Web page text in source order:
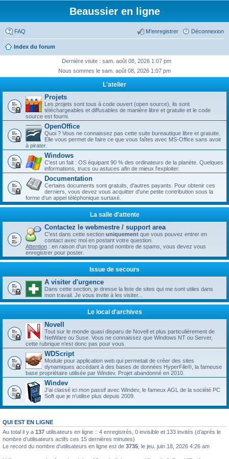
Beaussier en ligne
FAQ Déconnexion
M’enregistrer
Index du forum
Dernière visite : sam. août 08, 2026 1:07 pm
Nous sommes le sam. août 08, 2026 1:07 pm
L'atelier
Projets
Les projets sont tous à code ouvert (open source), ils sont
téléchargeables et diffusables de manière libre et gratuite et le code
source est fourni.
OpenOffice
Quoi ? Vous ne connaissez pas cette suite bureautique libre et gratuite.
Elle vous permet de faire ce que vous faîtes avec MS-Office sans avoir
à pirater.
Windows
C'est un fait : OS équipant 90 % des ordinateurs de la planète. Quelques
informations, trucs ou astuces afin de mieux l'exploiter.
Documentation
Certains documents sont gratuits, d'autres payants. Pour obtenir ces
derniers, vous devez vous acquitter d'une petite contribution sous la
forme d'un appel téléphonique surtaxé.
La salle d'attente
Contactez le webmestre / support area
C'est dans cette section uniquement que vous pouvez entrer en
contact avec moi en postant votre question.
Attention : en raison d'un trop grand nombre de spams, vous devez vous
enregistrer pour poster.
Issue de secours
A visiter d'urgence
Dans cette section, je dresse la liste de sites qui me sont utiles dans
mon travail. Je vous invite à les visiter...
Le local d'archives
Novell
Tout sur le monde quasi disparu de Novell et plus particulièrement de
NetWare ou Suse. Vous ne connaissez que Windows NT ou Server,
cette rubrique n'est donc pas pour vous.
WDScript
Module pour application web qui permetait de créer des sites
dynamiques accédant à des bases de données HyperFile®, la fameuse
base propriétaire utilisée par Windev. Projet abandonné en 2010.
Windev
J'ai classé ici mon passif avec Windev, le fameux AGL de la société PC
Soft que je n'utilise plus depuis 2009.
QUI EST EN LIGNE
Au total il y a 137 utilisateurs en ligne :: 4 enregistrés, 0 invisible et 133 invités (d’après le
nombre d’utilisateurs actifs ces 15 dernières minutes)
Le record du nombre d’utilisateurs en ligne est de 3735 , le jeu. juin 18, 2026 4:26 am